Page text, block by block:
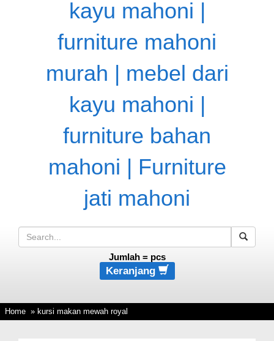
Jumlah = pcs
Keranjang
Home » kursi makan mewah royal